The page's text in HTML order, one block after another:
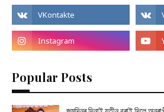
Popular Posts